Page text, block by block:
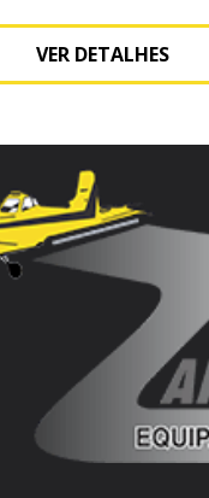
Ver detalhes
VER DETALHES